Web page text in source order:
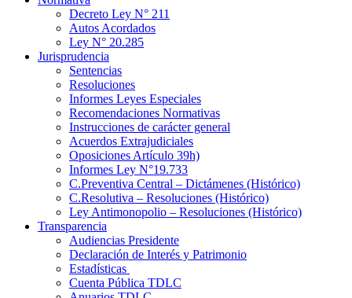
Decreto Ley N° 211
Autos Acordados
Ley N° 20.285
Jurisprudencia
Sentencias
Resoluciones
Informes Leyes Especiales
Recomendaciones Normativas
Instrucciones de carácter general
Acuerdos Extrajudiciales
Oposiciones Artículo 39h)
Informes Ley N°19.733
C.Preventiva Central – Dictámenes (Histórico)
C.Resolutiva – Resoluciones (Histórico)
Ley Antimonopolio – Resoluciones (Histórico)
Transparencia
Audiencias Presidente
Declaración de Interés y Patrimonio
Estadísticas
Cuenta Pública TDLC